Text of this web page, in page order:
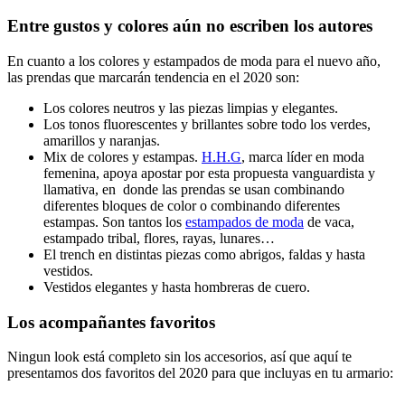
Entre gustos y colores aún no escriben los autores
En cuanto a los colores y estampados de moda para el nuevo año,
las prendas que marcarán tendencia en el 2020 son:
Los colores neutros y las piezas limpias y elegantes.
Los tonos fluorescentes y brillantes sobre todo los verdes,
amarillos y naranjas.
Mix de colores y estampas. H.H.G, marca líder en moda
femenina, apoya apostar por esta propuesta vanguardista y
llamativa, en donde las prendas se usan combinando
diferentes bloques de color o combinando diferentes
estampas. Son tantos los estampados de moda de vaca,
estampado tribal, flores, rayas, lunares…
El trench en distintas piezas como abrigos, faldas y hasta
vestidos.
Vestidos elegantes y hasta hombreras de cuero.
Los acompañantes favoritos
Ningun look está completo sin los accesorios, así que aquí te
presentamos dos favoritos del 2020 para que incluyas en tu armario: